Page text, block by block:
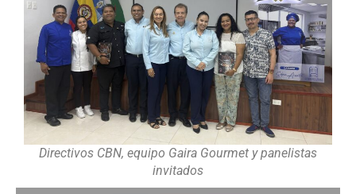
Directivos CBN, equipo Gaira Gourmet y panelistas
invitados